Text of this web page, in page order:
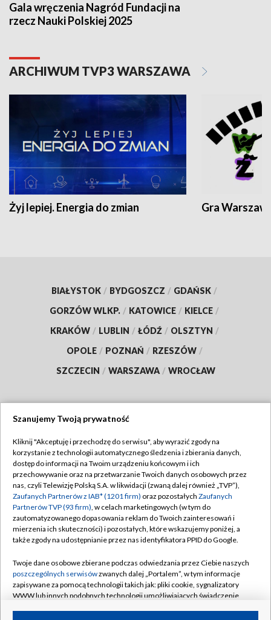
Gala wręczenia Nagród Fundacji na
rzecz Nauki Polskiej 2025
ARCHIWUM TVP3 WARSZAWA
Żyj lepiej. Energia do zmian Gra
BIAŁYSTOK / BYDGOSZCZ / GDAŃSK /
GORZÓW WLKP. / KATOWICE / KIELCE /
KRAKÓW / LUBLIN / ŁÓDŹ / OLSZTYN /
OPOLE / POZNAŃ / RZESZÓW /
SZCZECIN / WARSZAWA / WROCŁAW
TVP
Abonament TVP
Emisja w TVP
Centrum informacji TVP
Naziemna Telewizja Cyfrowa
Rada Programowa
System NOS
Informacje o nadawcy
Regulamin TVP
Polityka prywatności
Moje zgody
Pomoc
Kontakt
Kanały
Szanujemy Twoją prywatność
Kliknij "Akceptuję i przechodzę do serwisu", aby wyrazić zgody na
korzystanie z technologii automatycznego śledzenia i zbierania danych,
dostęp do informacji na Twoim urządzeniu końcowym i ich
przechowywanie oraz na przetwarzanie Twoich danych osobowych przez
nas, czyli Telewizję Polską S.A. w likwidacji (zwaną dalej również „TVP”),
Zaufanych Partnerów z IAB* (1201 firm) oraz pozostałych Zaufanych
Partnerów TVP (93 firm), w celach marketingowych (w tym do
zautomatyzowanego dopasowania reklam do Twoich zainteresowań i
mierzenia ich skuteczności) i pozostałych, które wskazujemy poniżej, a
także zgody na udostępnianie przez nas identyfikatora PPID do Google.
Twoje dane osobowe zbierane podczas odwiedzania przez Ciebie naszych
poszczególnych serwisówzwanych dalej „Portalem”, w tym informacje
zapisywane za pomocą technologii takich jak: pliki cookie, sygnalizatory
WWW lub innych podobnych technologii umożliwiających świadczenie